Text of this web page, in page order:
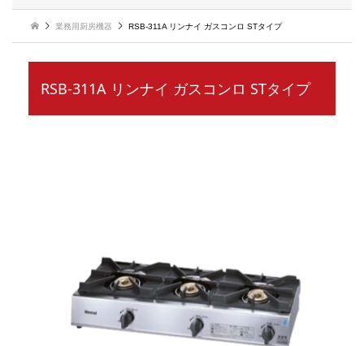
業務用厨房機器 RSB-311A リンナイ ガスコンロ STタイプ
RSB-311A リンナイ ガスコンロ STタイプ